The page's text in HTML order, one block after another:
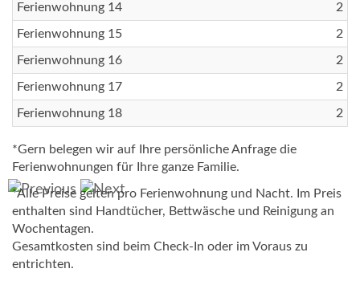
Ferienwohnung 14 2
Ferienwohnung 15 2
Ferienwohnung 16 2
Ferienwohnung 17 2
Ferienwohnung 18 2
*Gern belegen wir auf Ihre persönliche Anfrage die
Ferienwohnungen für Ihre ganze Familie.
*Alle Preise gelten pro Ferienwohnung und Nacht. Im Preis
enthalten sind Handtücher, Bettwäsche und Reinigung an
Wochentagen.
Gesamtkosten sind beim Check-In oder im Voraus zu
entrichten.